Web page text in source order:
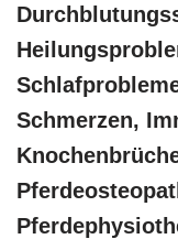
Schmerzen,